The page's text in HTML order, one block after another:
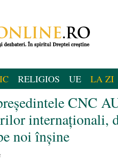
RELIGIOS UE LA ZI
CNC
internaționali,
noi înșine